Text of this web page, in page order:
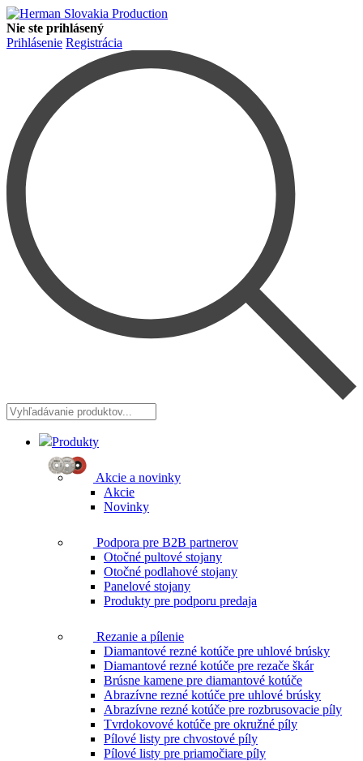
Nie ste prihlásený
Prihlásenie Registrácia
Vyhľadávanie
produktov...
Produkty
Akcie a novinky
Akcie
Novinky
Podpora pre B2B partnerov
Otočné pultové stojany
Otočné podlahové stojany
Panelové stojany
Produkty pre podporu predaja
Rezanie a pílenie
Diamantové rezné kotúče pre uhlové brúsky
Diamantové rezné kotúče pre rezače škár
Brúsne kamene pre diamantové kotúče
Abrazívne rezné kotúče pre uhlové brúsky
Abrazívne rezné kotúče pre rozbrusovacie píly
Tvrdokovové kotúče pre okružné píly
Pílové listy pre chvostové píly
Pílové listy pre priamočiare píly